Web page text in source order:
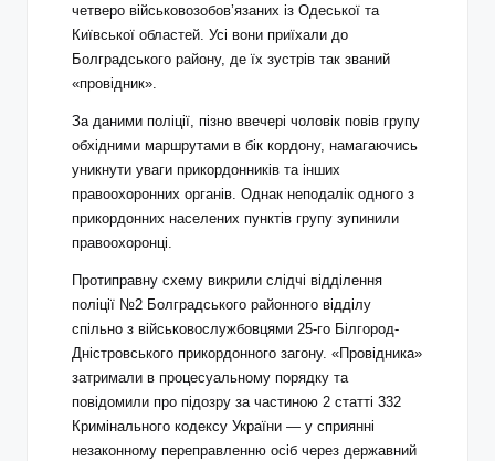
четверо військовозобов’язаних із Одеської та
Київської областей. Усі вони приїхали до
Болградського району, де їх зустрів так званий
«провідник».
За даними поліції, пізно ввечері чоловік повів групу
обхідними маршрутами в бік кордону, намагаючись
уникнути уваги прикордонників та інших
правоохоронних органів. Однак неподалік одного з
прикордонних населених пунктів групу зупинили
правоохоронці.
Протиправну схему викрили слідчі відділення
поліції №2 Болградського районного відділу
спільно з військовослужбовцями 25-го Білгород-
Дністровського прикордонного загону. «Провідника»
затримали в процесуальному порядку та
повідомили про підозру за частиною 2 статті 332
Кримінального кодексу України — у сприянні
незаконному переправленню осіб через державний